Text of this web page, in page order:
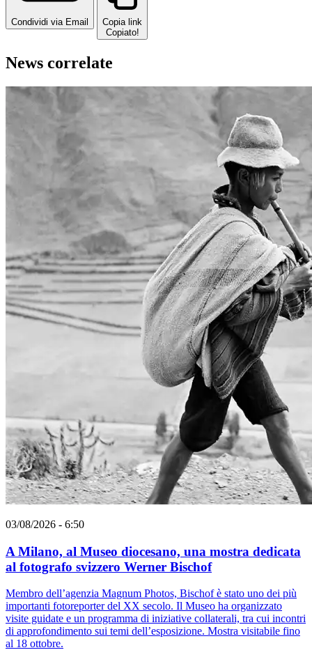
Condividi via Email
Copia link
Copiato!
News correlate
03/08/2026 - 6:50
A Milano, al Museo diocesano, una mostra dedicata
al fotografo svizzero Werner Bischof
Membro dell’agenzia Magnum Photos, Bischof è stato uno dei più
importanti fotoreporter del XX secolo. Il Museo ha organizzato
visite guidate e un programma di iniziative collaterali, tra cui incontri
di approfondimento sui temi dell’esposizione. Mostra visitabile fino
al 18 ottobre.